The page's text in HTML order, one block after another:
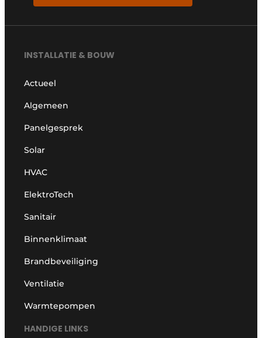
INSTALLATIE & BOUW
Actueel
Algemeen
Panelgesprek
Solar
HVAC
ElektroTech
Sanitair
Binnenklimaat
Brandbeveiliging
Ventilatie
Warmtepompen
HANDIGE LINKS